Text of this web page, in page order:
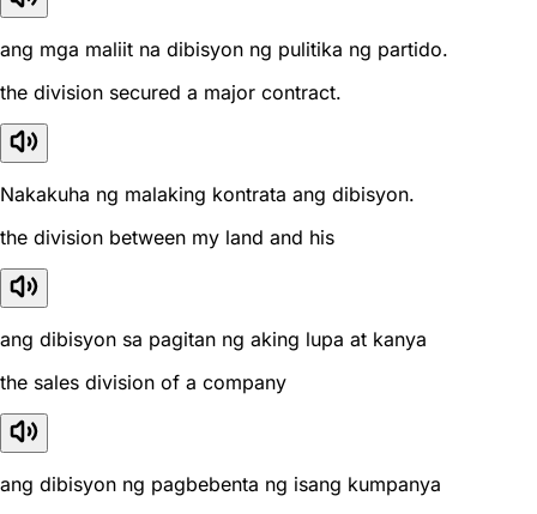
ang mga maliit na dibisyon ng pulitika ng partido.
the division secured a major contract.
Nakakuha ng malaking kontrata ang dibisyon.
the division between my land and his
ang dibisyon sa pagitan ng aking lupa at kanya
the sales division of a company
ang dibisyon ng pagbebenta ng isang kumpanya